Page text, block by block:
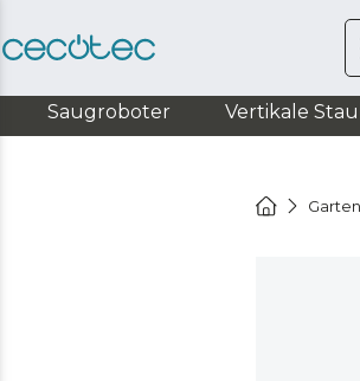
Saugroboter Vertikale
Garten